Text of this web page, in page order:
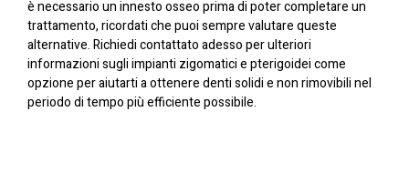
è necessario un innesto osseo prima di poter completare un
trattamento, ricordati che puoi sempre valutare queste
alternative. Richiedi contattato adesso per ulteriori
informazioni sugli impianti zigomatici e pterigoidei come
opzione per aiutarti a ottenere denti solidi e non rimovibili nel
periodo di tempo più efficiente possibile.